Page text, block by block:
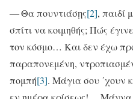
― Θα πουντιάσῃς[2], παιδί
σπίτι να κοιμηθής; Πώς
τον κόσμο… Και δεν έχω
παραπονεμένη,
πομπή[3]. Μάγια σου